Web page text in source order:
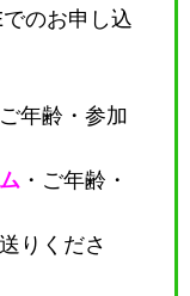
のお申し込
ご年齢・参加
・
ご年齢・
りくださ